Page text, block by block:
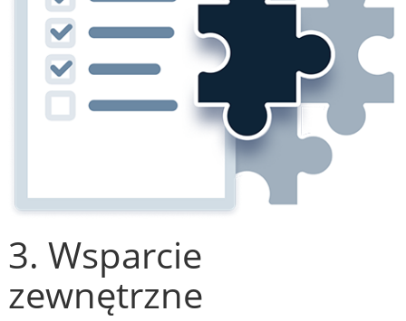
3. Wsparcie
zewnętrzne